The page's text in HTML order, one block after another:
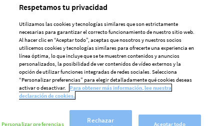
AVISO LEGAL
DECLARACIÓN DE PRIVACIDAD
POLÍTICA DE COOKIES
Preferencias De Cookies
Respetamos tu privacidad
Utilizamos las cookies y tecnologías similares que son estrictamente
necesarias para garantizar el correcto funcionamiento de nuestro sitio web.
Al hacer clic en “Aceptar todo”, aceptas que nosotros y nuestros socios
utilicemos cookies y tecnologías similares para ofrecerte una experiencia en
línea óptima, lo que incluye que se te muestren contenidos y anuncios
personalizados, la posibilidad de ver contenidos de vídeo externos y la
opción de utilizar funciones integradas de redes sociales. Selecciona
“Personalizar preferencias” para elegir detalladamente qué cookies deseas
activar o desactivar.
Para obtener más información, lee nuestra
declaración de cookies.
Personalizar preferencias
Rechazar
Aceptar todo